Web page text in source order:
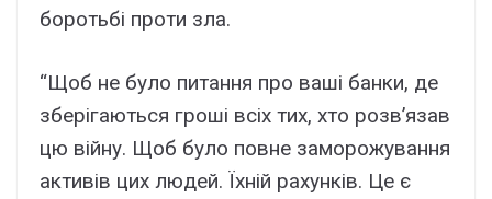
боротьбі проти зла.
“Щоб не було питання про ваші банки, де
зберігаються гроші всіх тих, хто розв’язав
цю війну. Щоб було повне заморожування
активів цих людей. Їхній рахунків. Це є